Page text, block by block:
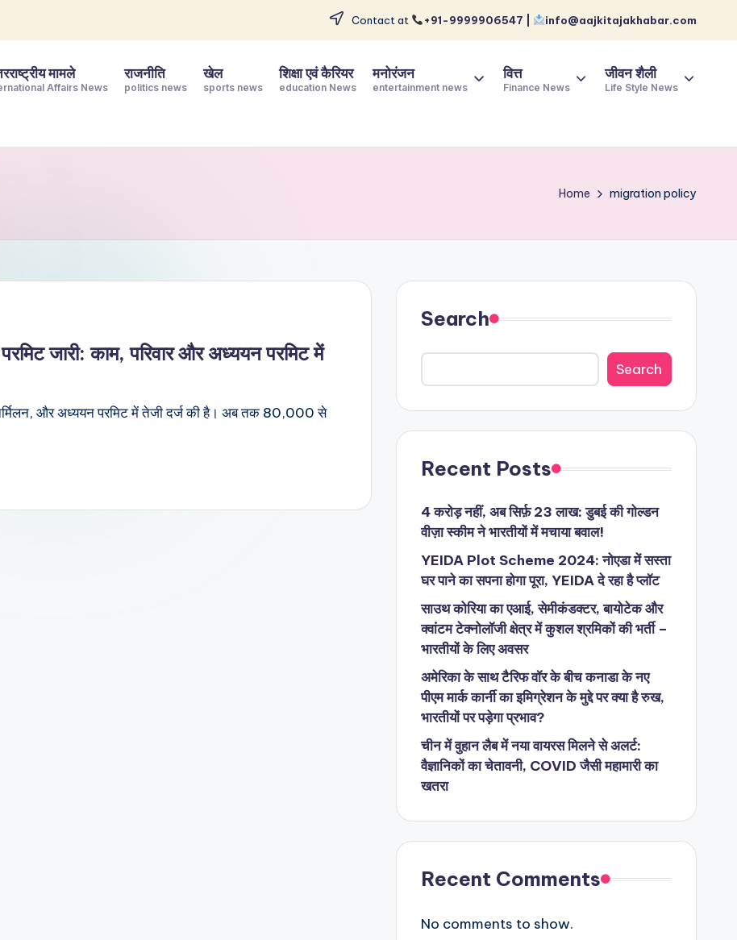
Contact at +91-9999906547 | info@aajkitajakhabar.com
मामले
Affairs News
राजनीति
politics news
खेल
sports news
शिक्षा एवं कैरियर
education News
मनोरंजन
entertainment news
वित्त
Finance News
जीवन शैली
Life Style News
Home migration policy
जारी: काम, परिवार और अध्ययन परमिट में
और अध्ययन परमिट में तेजी दर्ज की है। अब तक 80,000 से
Search
Search
Recent Posts
4 करोड़ नहीं, अब सिर्फ़ 23 लाख: डुबई की गोल्डन
वीज़ा स्कीम ने भारतीयों में मचाया बवाल!
YEIDA Plot Scheme 2024: नोएडा में सस्ता
घर पाने का सपना होगा पूरा, YEIDA दे रहा है प्लॉट
साउथ कोरिया का एआई, सेमीकंडक्टर, बायोटेक और
क्वांटम टेक्नोलॉजी क्षेत्र में कुशल श्रमिकों की भर्ती –
भारतीयों के लिए अवसर
अमेरिका के साथ टैरिफ वॉर के बीच कनाडा के नए
पीएम मार्क कार्नी का इमिग्रेशन के मुद्दे पर क्या है रुख,
भारतीयों पर पड़ेगा प्रभाव?
चीन में वुहान लैब में नया वायरस मिलने से अलर्ट:
वैज्ञानिकों का चेतावनी, COVID जैसी महामारी का
खतरा
Recent Comments
No comments to show.